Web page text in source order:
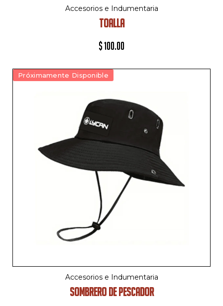
Accesorios e Indumentaria
TOALLA
$100.00
Próximamente Disponible
Accesorios e Indumentaria
SOMBRERO DE PESCADOR